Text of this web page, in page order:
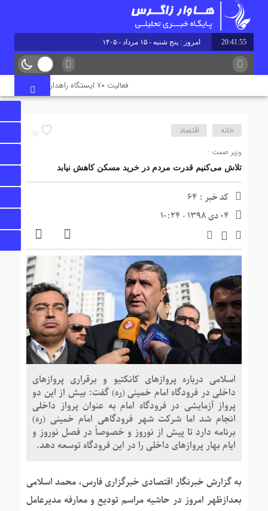
20:41:56 امروز : پنج شنبه - ۱۵ مرداد - ۱۴۰۵
فعالیت ۷۰ ایستگاه راهداری در جاده‌های ایلام همزمان با تردد زائران اربعین
39 خانه اقتصاد
وزیر صمت :
تلاش می‌کنیم قدرت مردم در خرید مسکن کاهش نیابد
کد خبر : 64
04 دی 1398 - 10:24
اسلامی درباره پروازهای کانکتیو و برقراری پروازهای
داخلی در فرودگاه امام خمینی (ره) گفت: بیش از این دو
پرواز آزمایشی در فرودگاه امام به عنوان پرواز داخلی
انجام شد اما شرکت شهر فرودگاهی امام خمینی (ره)
برنامه دارد تا پیش از نوروز و خصوصاً در فصل نوروز و
ایام بهار پروازهای داخلی را در این فرودگاه توسعه دهد.
به گزارش خبرنگار اقتصادی خبرگزاری فارس، محمد اسلامی
بعدازظهر امروز در حاشیه مراسم تودیع و معارفه مدیرعامل